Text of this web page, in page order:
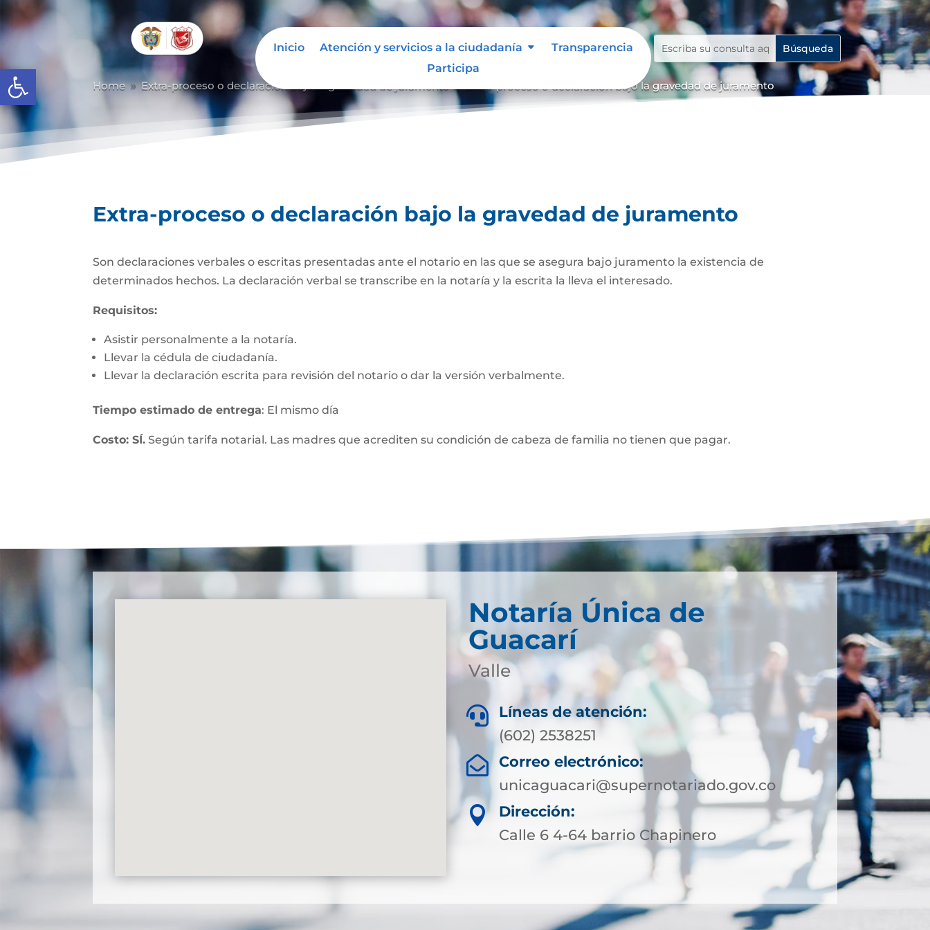
Abrir barra de herramientas
Inicio Atención y servicios a la ciudadanía
Transparencia
Participa
Home 9 Extra-proceso o declaración bajo la gravedad de juramento Extra-proceso o declaración bajo la gravedad de juramento
Extra-proceso o declaración bajo la gravedad de juramento
Son declaraciones verbales o escritas presentadas ante el notario en las que se asegura bajo juramento la existencia de
determinados hechos. La declaración verbal se transcribe en la notaría y la escrita la lleva el interesado.
Requisitos:
Asistir personalmente a la notaría.
Llevar la cédula de ciudadanía.
Llevar la declaración escrita para revisión del notario o dar la versión verbalmente.
Tiempo estimado de entrega: El mismo día
Costo: SÍ. Según tarifa notarial. Las madres que acrediten su condición de cabeza de familia no tienen que pagar.
Notaría Única de
Guacarí
Valle

Líneas de atención:
(602) 2538251

Correo electrónico:
unicaguacari@supernotariado.gov.co

Dirección:
Calle 6 4-64 barrio Chapinero